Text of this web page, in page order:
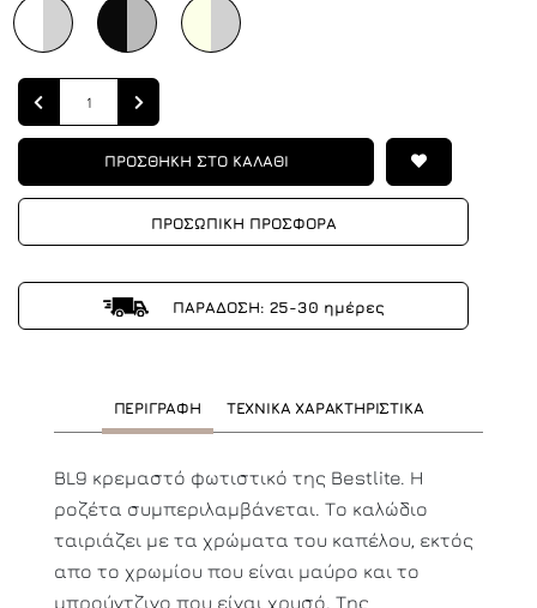
Quantity
ΠΡΟΣΘΗΚΗ ΣΤΟ ΚΑΛΑΘΙ
ΠΡΟΣΩΠΙΚΗ ΠΡΟΣΦΟΡΑ
ΠΑΡΑΔΟΣΗ: 25-30 ημέρες
ΠΕΡΙΓΡΑΦΗ ΤΕΧΝΙΚΑ ΧΑΡΑΚΤΗΡΙΣΤΙΚΑ
BL9 κρεμαστό φωτιστικό της Bestlite. Η
ροζέτα συμπεριλαμβάνεται. Το καλώδιο
ταιριάζει με τα χρώματα του καπέλου, εκτός
απο το χρωμίου που είναι μαύρο και το
μπρούντζινο που είναι χρυσό. Της